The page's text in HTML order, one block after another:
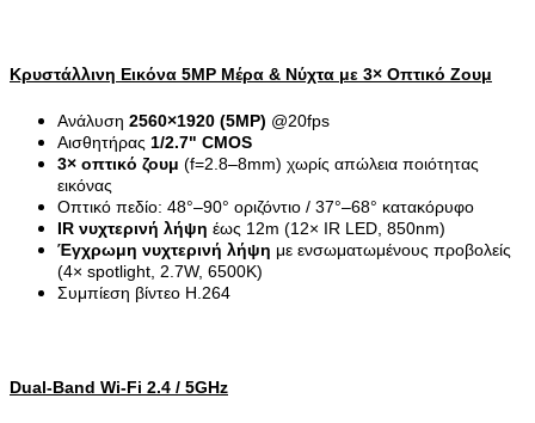
Κρυστάλλινη Εικόνα 5MP Μέρα & Νύχτα με 3× Οπτικό Ζουμ
Ανάλυση 2560×1920 (5MP) @20fps
Αισθητήρας 1/2.7" CMOS
3× οπτικό ζουμ (f=2.8–8mm) χωρίς απώλεια ποιότητας
εικόνας
Οπτικό πεδίο: 48°–90° οριζόντιο / 37°–68° κατακόρυφο
IR νυχτερινή λήψη έως 12m (12× IR LED, 850nm)
Έγχρωμη νυχτερινή λήψη με ενσωματωμένους προβολείς
(4× spotlight, 2.7W, 6500K)
Συμπίεση βίντεο H.264
Dual-Band Wi-Fi 2.4 / 5GHz